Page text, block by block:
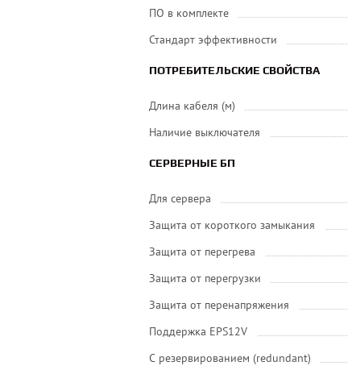
ПО в комплекте
Стандарт эффективности
ПОТРЕБИТЕЛЬСКИЕ СВОЙСТВА
Длина кабеля (м)
Наличие выключателя
СЕРВЕРНЫЕ БП
Для сервера
Защита от короткого замыкания
Защита от перегрева
Защита от перегрузки
Защита от перенапряжения
Поддержка EPS12V
С резервированием (redundant)